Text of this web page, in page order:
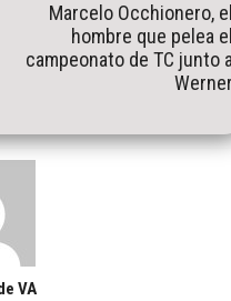
Marcelo Occhionero,
hombre que pelea
campeonato de TC junto
VA